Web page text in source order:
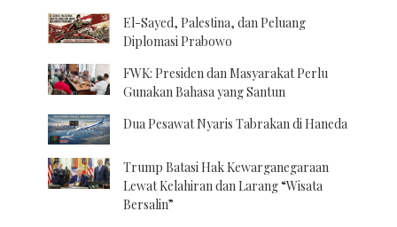
El-Sayed, Palestina, dan Peluang
Diplomasi Prabowo
FWK: Presiden dan Masyarakat Perlu
Gunakan Bahasa yang Santun
Dua Pesawat Nyaris Tabrakan di Haneda
Trump Batasi Hak Kewarganegaraan
Lewat Kelahiran dan Larang “Wisata
Bersalin”